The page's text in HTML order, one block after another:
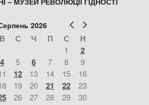
Попер
2026
В С Ч П С Н
1 2
4 5 6 7 8
9
12 13 14 15
16
19 20 21 22
23
26 27 28 29
30